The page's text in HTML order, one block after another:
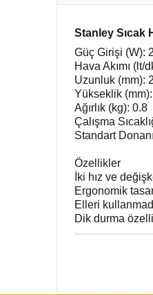
Stanley Sıcak
Güç Girişi (W):
Hava Akımı (lt/
Uzunluk (mm):
Yükseklik
Ağırlık (kg): 0.8
Çalışma
Standart
Özellikler
İki hız ve
Ergonomik
Elleri
Dik durma